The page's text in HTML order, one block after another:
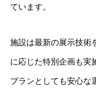
ています。
施設は最新の展示技術
に応じた特別企画も実
プランとしても安心な